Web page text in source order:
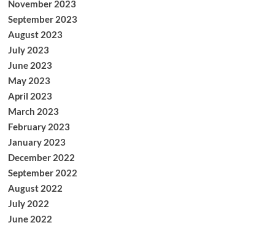
November 2023
September 2023
August 2023
July 2023
June 2023
May 2023
April 2023
March 2023
February 2023
January 2023
December 2022
September 2022
August 2022
July 2022
June 2022